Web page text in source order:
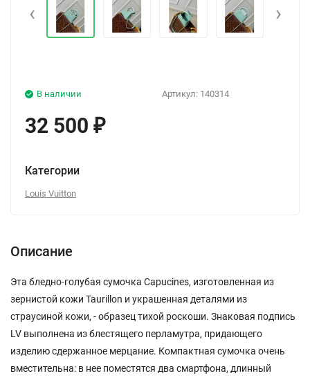
‹ ›
Артикул: 140314
В наличии
32 500 ₽
Категории
Louis Vuitton
Описание
Эта бледно-голубая сумочка Capucines, изготовленная из
зернистой кожи Taurillon и украшенная деталями из
страусиной кожи, - образец тихой роскоши. Знаковая подпись
LV выполнена из блестящего перламутра, придающего
изделию сдержанное мерцание. Компактная сумочка очень
вместительна: в нее поместятся два смартфона, длинный